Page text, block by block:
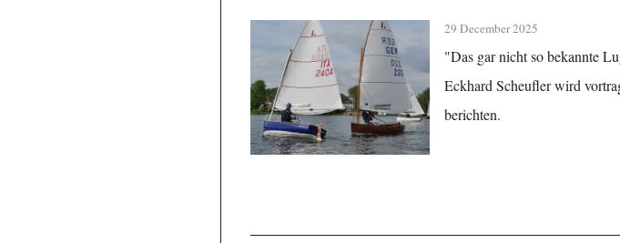
29 December 2025
"Das gar nicht so bekannte
Eckhard Scheufler wird
berichten.